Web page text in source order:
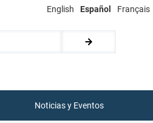
English Español Français
Noticias y Eventos